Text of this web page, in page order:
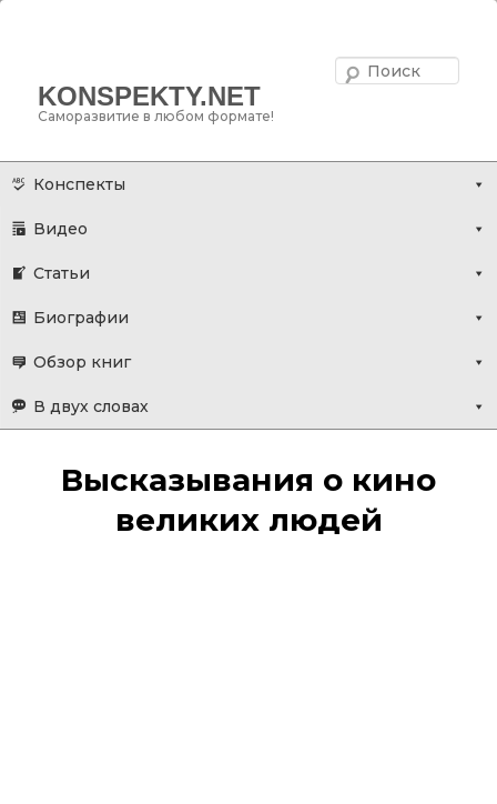
KONSPEKTY.NET
Саморазвитие в любом формате!
Главное меню
основному
Конспекты
Видео
Статьи
Биографии
Обзор книг
В двух словах
Высказывания о кино
великих людей